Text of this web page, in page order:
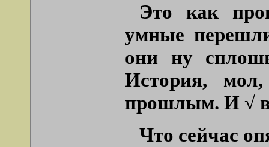
Это как
умные
они ну
История,
прошлым. И √
Что сейчас